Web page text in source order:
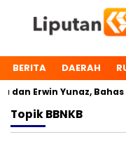
BERITA DAERAH
Erwin Yunaz, Bahas
TopikBBNKB